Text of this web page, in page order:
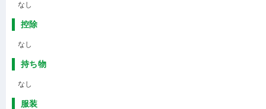
なし
控除
なし
持ち物
なし
服装